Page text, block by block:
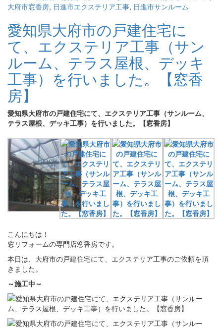
大府市窓香房, 日進市エクステリア工事, 日進市サンルーム
愛知県大府市の戸建住宅に
て、エクステリア工事（サン
ルーム、テラス屋根、デッキ
工事）を行いました。【窓香
房】
愛知県大府市の戸建住宅にて、エクステリア工事（サンルーム、
テラス屋根、デッキ工事）を行いました。【窓香房】
こんにちは！
窓リフォームの専門店窓香房です。
本日は、大府市の戸建住宅にて、エクステリア工事のご依頼を頂
きました。
～施工中～